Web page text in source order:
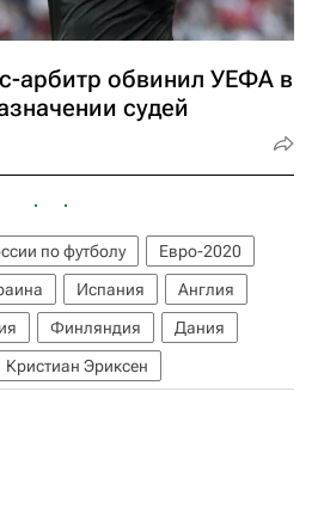
арбитр обвинил УЕФА в
судей
по футболу
Евро-2020
Испания
Англия
Финляндия
Дания
Кристиан Эриксен